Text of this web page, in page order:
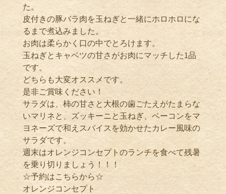
た。
皮付きの豚バラ肉を玉ねぎと一緒にホロホロにな
るまで煮込みました。
お肉は柔らかく口の中でとろけます。
玉ねぎとキャベツの甘さがお肉にマッチした1品
です。
どちらも大変オススメです。
是非ご賞味ください！
サラダは、柿の甘さと大根の歯ごたえがたまらな
いマリネと、ズッキーニと玉ねぎ、ベーコンをマ
ヨネーズで和えスパイスを効かせたカレー風味の
サラダです。
週末はオレンジコンセプトのランチを食べて残暑
を乗り切りましょう！！！
☆予約はこちらから☆
オレンジコンセプト